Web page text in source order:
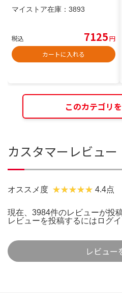
マイストア在庫： 3893
税込 7125円
カートに入れる
このカテゴリ
カスタマーレビュー
オススメ度 4.4点
現在、3984件のレビューが投
レビューを投稿するには ログ
レビュー